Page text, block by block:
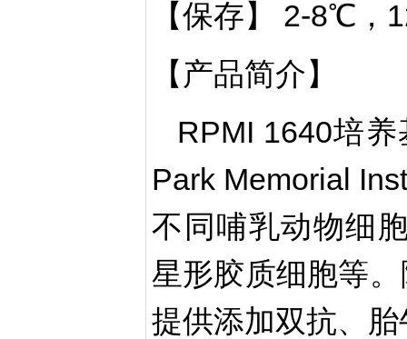
【保存】 2-8℃，
【产品简介】
RPMI 1640培
Park Memorial
不同哺乳动物细
星形胶质细胞等
提供添加双抗、